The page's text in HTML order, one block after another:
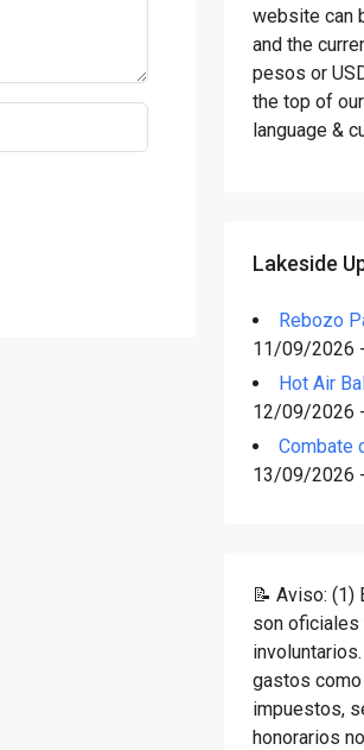
website can
and the
pesos or
the top of
language &
Lakeside
Rebozo
11/09/2026
Hot Air
12/09/2026
Combate
13/09/2026
📝 Aviso: (1)
son oficiales
gastos
impuestos,
honorarios